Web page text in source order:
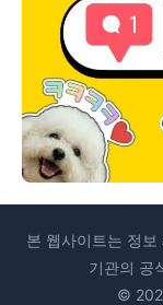
본 웹사이트는 정
기관의 공
©